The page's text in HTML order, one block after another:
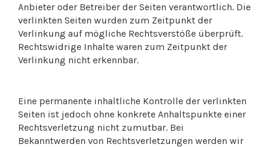
Anbieter oder Betreiber der Seiten verantwortlich. Die
verlinkten Seiten wurden zum Zeitpunkt der
Verlinkung auf mögliche Rechtsverstöße überprüft.
Rechtswidrige Inhalte waren zum Zeitpunkt der
Verlinkung nicht erkennbar.
Eine permanente inhaltliche Kontrolle der verlinkten
Seiten ist jedoch ohne konkrete Anhaltspunkte einer
Rechtsverletzung nicht zumutbar. Bei
Bekanntwerden von Rechtsverletzungen werden wir